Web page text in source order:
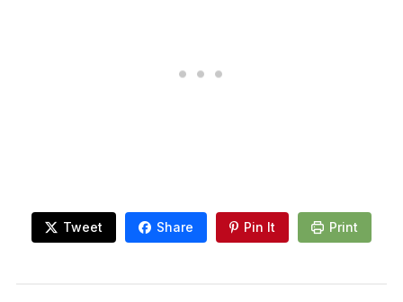
Tweet Share Pin It Print